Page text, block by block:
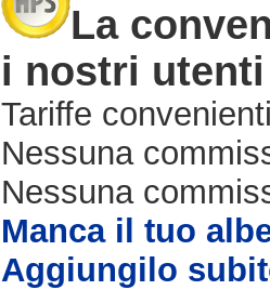
La
i nostri utenti
Tariffe
Nessuna
Nessuna
Manca il tuo
Aggiungilo